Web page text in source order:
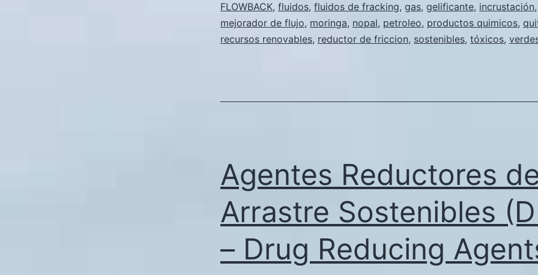
FLOWBACK, fluidos, fluidos de fracking, gas, gelificante, incrustación,
mejorador de flujo, moringa, nopal, petroleo, productos quimicos,
recursos renovables, reductor de friccion, sostenibles, tóxicos,
Agentes Reductores
Arrastre Sostenibles
– Drug Reducing